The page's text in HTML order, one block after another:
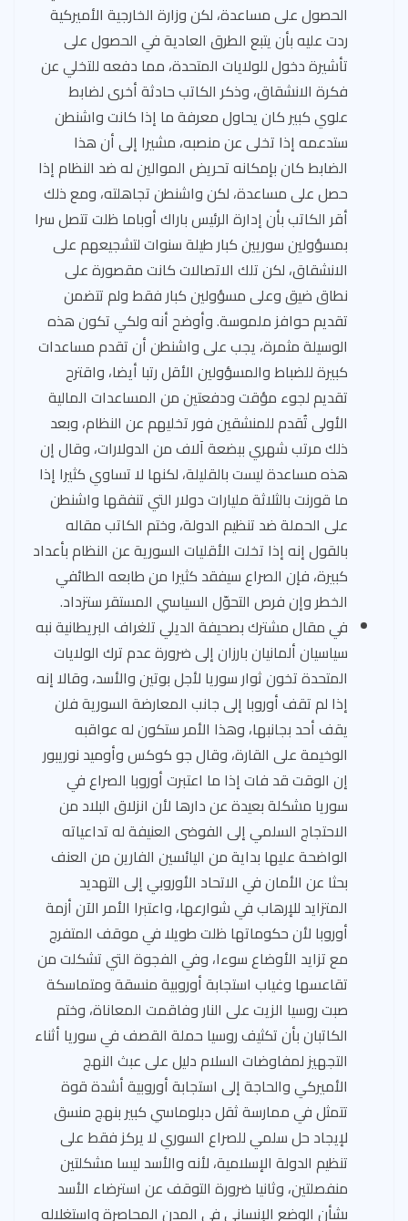
الحصول على مساعدة، لكن وزارة الخارجية الأميركية
ردت عليه بأن يتبع الطرق العادية في الحصول على
تأشيرة دخول للولايات المتحدة، مما دفعه للتخلي عن
فكرة الانشقاق، وذكر الكاتب حادثة أخرى لضابط
علوي كبير كان يحاول معرفة ما إذا كانت واشنطن
ستدعمه إذا تخلى عن منصبه، مشيرا إلى أن هذا
الضابط كان بإمكانه تحريض الموالين له ضد النظام إذا
حصل على مساعدة، لكن واشنطن تجاهلته، ومع ذلك
أقر الكاتب بأن إدارة الرئيس باراك أوباما ظلت تتصل سرا
بمسؤولين سوريين كبار طيلة سنوات لتشجيعهم على
الانشقاق، لكن تلك الاتصالات كانت مقصورة على
نطاق ضيق وعلى مسؤولين كبار فقط ولم تتضمن
تقديم حوافز ملموسة. وأوضح أنه ولكي تكون هذه
الوسيلة مثمرة، يجب على واشنطن أن تقدم مساعدات
كبيرة للضباط والمسؤولين الأقل رتبا أيضا، واقترح
تقديم لجوء مؤقت ودفعتين من المساعدات المالية
الأولى تُقدم للمنشقين فور تخليهم عن النظام، وبعد
ذلك مرتب شهري ببضعة آلاف من الدولارات، وقال إن
هذه مساعدة ليست بالقليلة، لكنها لا تساوي كثيرا إذا
ما قورنت بالثلاثة مليارات دولار التي تنفقها واشنطن
على الحملة ضد تنظيم الدولة، وختم الكاتب مقاله
بالقول إنه إذا تخلت الأقليات السورية عن النظام بأعداد
كبيرة، فإن الصراع سيفقد كثيرا من طابعه الطائفي
الخطر وإن فرص التحوّل السياسي المستقر ستزداد.
في مقال مشترك بصحيفة الديلي تلغراف البريطانية نبه
سياسيان ألمانيان بارزان إلى ضرورة عدم ترك الولايات
المتحدة تخون ثوار سوريا لأجل بوتين والأسد، وقالا إنه
إذا لم تقف أوروبا إلى جانب المعارضة السورية فلن
يقف أحد بجانبها، وهذا الأمر ستكون له عواقبه
الوخيمة على القارة، وقال جو كوكس وأوميد نوريبور
إن الوقت قد فات إذا ما اعتبرت أوروبا الصراع في
سوريا مشكلة بعيدة عن دارها لأن انزلاق البلاد من
الاحتجاج السلمي إلى الفوضى العنيفة له تداعياته
الواضحة عليها بداية من اليائسين الفارين من العنف
بحثا عن الأمان في الاتحاد الأوروبي إلى التهديد
المتزايد للإرهاب في شوارعها، واعتبرا الأمر الآن أزمة
أوروبا لأن حكوماتها ظلت طويلا في موقف المتفرج
مع تزايد الأوضاع سوءا، وفي الفجوة التي تشكلت من
تقاعسها وغياب استجابة أوروبية منسقة ومتماسكة
صبت روسيا الزيت على النار وفاقمت المعاناة، وختم
الكاتبان بأن تكثيف روسيا حملة القصف في سوريا أثناء
التجهيز لمفاوضات السلام دليل على عبث النهج
الأميركي والحاجة إلى استجابة أوروبية أشدة قوة
تتمثل في ممارسة ثقل دبلوماسي كبير بنهج منسق
لإيجاد حل سلمي للصراع السوري لا يركز فقط على
تنظيم الدولة الإسلامية، لأنه والأسد ليسا مشكلتين
منفصلتين، وثانيا ضرورة التوقف عن استرضاء الأسد
بشأن الوضع الإنساني في المدن المحاصرة واستغلاله